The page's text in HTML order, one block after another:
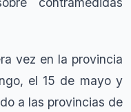
vez en la provincia
el 15 de mayo y
a las provincias de